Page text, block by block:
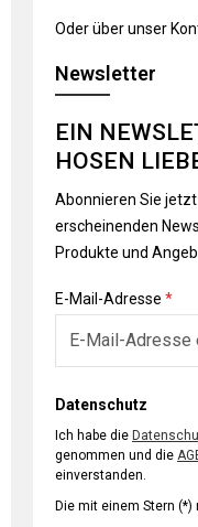
Oder über unser
Newsletter
EIN
HOSEN
Abonnieren Sie
erscheinenden
Produkte und
E-Mail-Adresse *
Datenschutz
Ich habe die
genommen und die
einverstanden.
Die mit einem Stern